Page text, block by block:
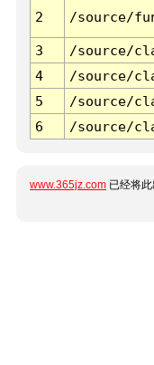
2 /source/
3 /source/
4
/source/
5
/source/
6
/source/
www.365jz.com 已经将